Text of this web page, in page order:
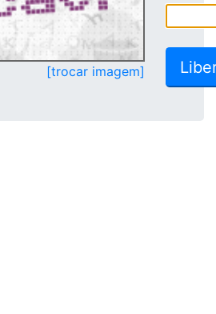
[trocar imagem]